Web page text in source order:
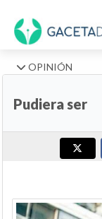
OPINIÓN
Pudiera ser